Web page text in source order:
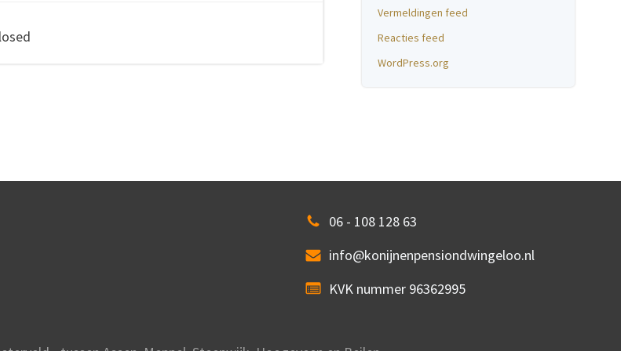
Vermeldingen feed
Reacties feed
WordPress.org
06 - 108 128 63
info@konijnenpensiondwingeloo.nl
KVK nummer 96362995